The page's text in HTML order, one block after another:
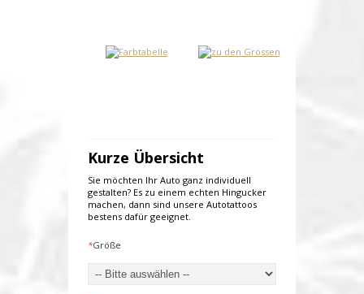
Kurze Übersicht
Sie möchten Ihr Auto ganz individuell
gestalten? Es zu einem echten Hingucker
machen, dann sind unsere Autotattoos
bestens dafür geeignet.
*Größe